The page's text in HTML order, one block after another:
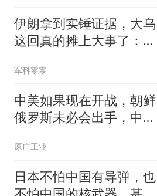
伊朗拿到实锤证据，大乌
这回真的摊上大事了：私
军科零零
中美如果现在开战，朝鲜
俄罗斯未必会出手，中国
原广工业
日本不怕中国有导弹，也